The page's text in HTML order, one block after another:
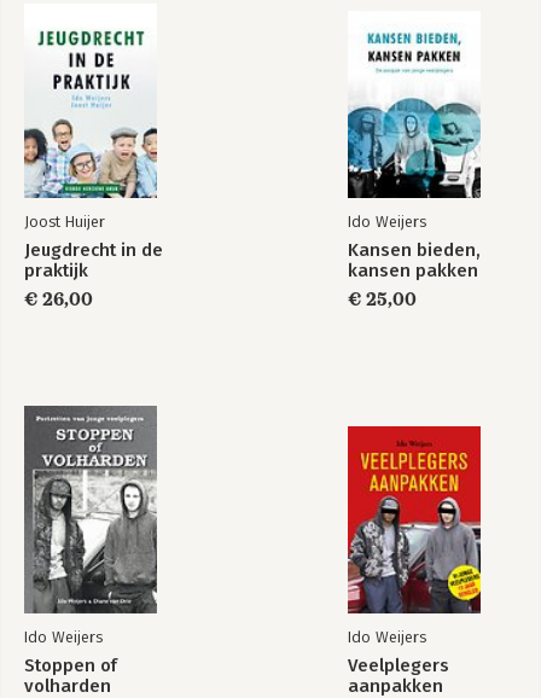
Joost Huijer
Jeugdrecht in de
praktijk
€ 26,00
Ido Weijers
Kansen bieden,
kansen pakken
€ 25,00
Ido Weijers
Stoppen of
volharden
Ido Weijers
Veelplegers
aanpakken